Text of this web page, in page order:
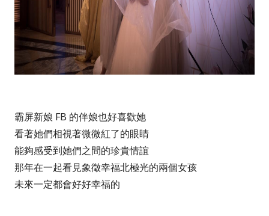
霸屏新娘 FB 的伴娘也好喜歡她
看著她們相視著微微紅了的眼睛
能夠感受到她們之間的珍貴情誼
那年在一起看見象徵幸福北極光的兩個女孩
未來一定都會好好幸福的